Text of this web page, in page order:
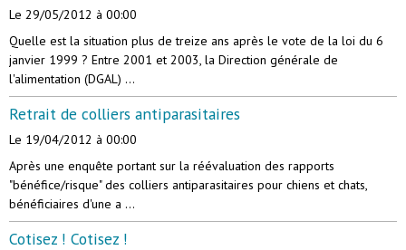
Le 29/05/2012 à 00:00
Quelle est la situation plus de treize ans après le vote de la loi du 6
janvier 1999 ? Entre 2001 et 2003, la Direction générale de
l'alimentation (DGAL) ...
Retrait de colliers antiparasitaires
Le 19/04/2012 à 00:00
Après une enquête portant sur la réévaluation des rapports
"bénéfice/risque" des colliers antiparasitaires pour chiens et chats,
bénéficiaires d'une a ...
Cotisez ! Cotisez !